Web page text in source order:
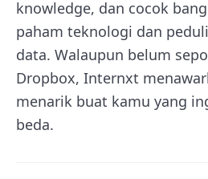
knowledge, dan cocok
paham teknologi dan
data. Walaupun belum
Dropbox, Internxt
menarik buat kamu yang
beda.